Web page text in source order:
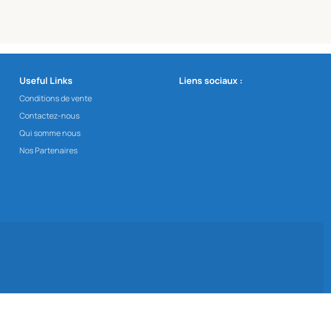
Useful Links
Conditions de vente
Contactez-nous
Qui somme nous
Nos Partenaires
Liens sociaux :